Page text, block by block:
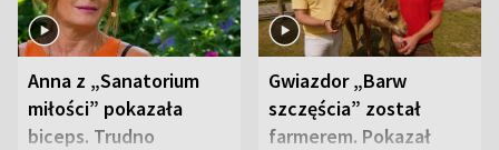
Anna z „Sanatorium
miłości” pokazała
biceps. Trudno
Gwiazdor „Barw
szczęścia” został
farmerem. Pokazał